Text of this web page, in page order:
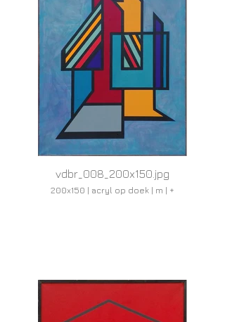
vdbr_008_200x150.jpg
200x150 | acryl op doek | m | +